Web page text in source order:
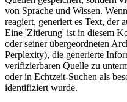
von Sprache und Wissen.
reagiert, generiert es Text, der
Eine 'Zitierung' ist in diesem
oder seiner übergeordneten
Perplexity), die generierte
verifizierbaren Quelle zu
oder in Echtzeit-Suchen als
identifiziert wurde.